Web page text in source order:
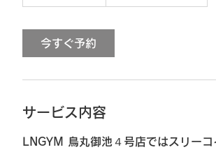
0
今すぐ予約
サービス内容
LNGYM 鳥丸御池４号店ではスリー